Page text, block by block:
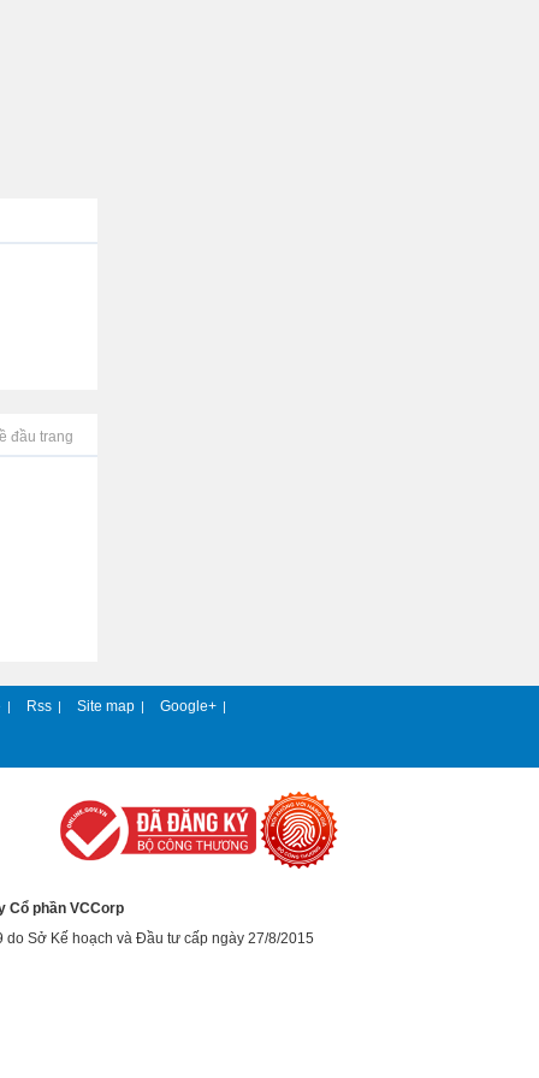
đầu trang
| Rss | Site map | Google+ |
Cổ phần VCCorp
Sở Kế hoạch và Đầu tư cấp ngày 27/8/2015